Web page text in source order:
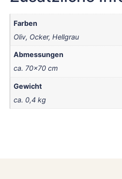
Farben
Oliv, Ocker, Hellgrau
Abmessungen
ca. 70×70 cm
Gewicht
ca. 0,4 kg